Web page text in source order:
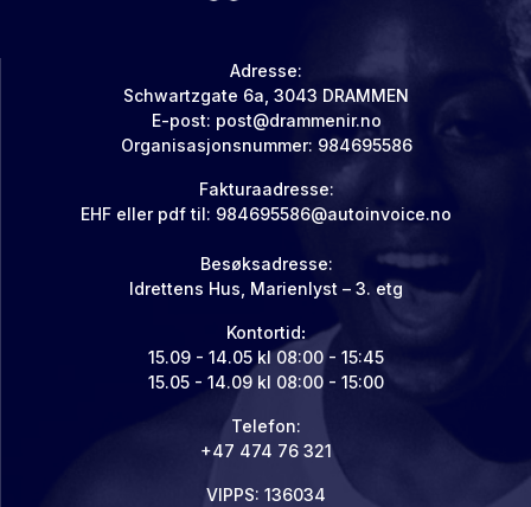
Adresse:
Schwartzgate 6a, 3043 DRAMMEN
E-post: post@drammenir.no
Organisasjonsnummer: 984695586
Fakturaadresse:
EHF eller pdf til: 984695586@autoinvoice.no
Besøksadresse:
Idrettens Hus, Marienlyst – 3. etg
Kontortid:
15.09 - 14.05 kl 08:00 - 15:45
15.05 - 14.09 kl 08:00 - 15:00
Telefon:
+47 474 76 321
VIPPS: 136034